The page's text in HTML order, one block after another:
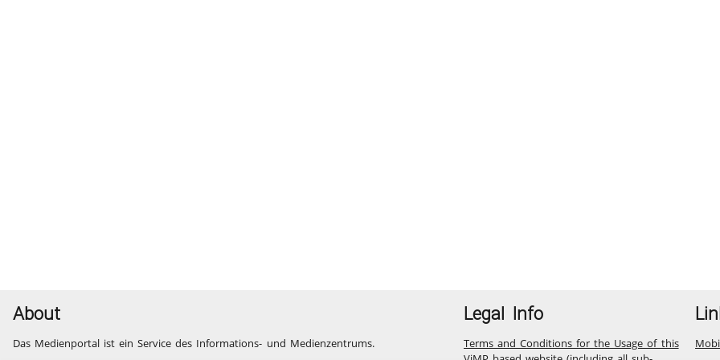
About
Das Medienportal ist ein Service des Informations- und Medienzentrums.
Legal Info
Terms and Conditions for the Usage of this